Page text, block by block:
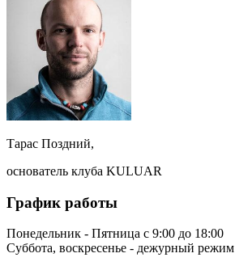
Тарас Поздний,
основатель клуба KULUAR
График работы
Понедельник - Пятница с 9:00 до 18:00
Суббота, воскресенье - дежурный режим